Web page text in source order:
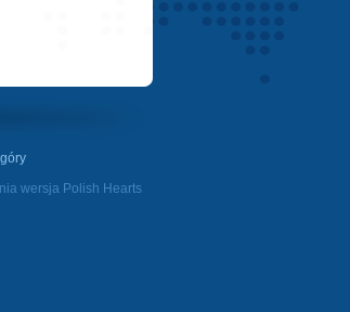
wersja Polish Hearts